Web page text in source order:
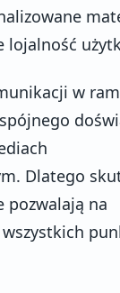
lojalność
w
Dlatego
pozwalają na